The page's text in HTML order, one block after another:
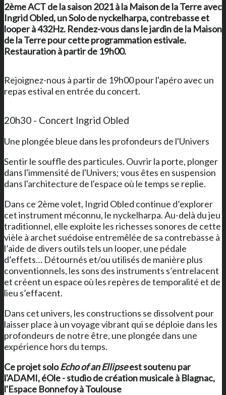
2ème ACT de la saison 2021 àla Maison de la Terreavec
Ingrid Obled, unSolo de nyckelharpa, contrebasse et
looper à 432Hz. Rendez-vous dans le jardin dela Maison
de la Terrepour cette programmation estivale.
Restauration à partir de 19h00.
Rejoignez-nous à partir de 19h00 pour l'apéro avec un
repas estival en entrée du concert.
20h30 - Concert Ingrid Obled
Une plongée bleue dans les profondeurs de l'Univers
Sentir le souffle des particules. Ouvrir la porte, plonger
dans l'immensité de l'Univers; vous êtes en suspension
dans l'architecture de l'espace où le temps se replie.
Dans ce 2ème volet, Ingrid Obled continue d’explorer
cet instrument méconnu, le nyckelharpa. Au-delà du jeu
traditionnel, elle exploite les richesses sonores de cette
vièle à archet suédoise entremêlée de sa contrebasse à
l’aide de divers outils tels un looper, une pédale
d’effets… Détournés et/ou utilisés de manière plus
conventionnels, les sons des instruments s’entrelacent
et créent un espace où les repères de temporalité et de
lieu s’effacent.
Dans cet univers, les constructions se dissolvent pour
laisser place à un voyage vibrant qui se déploie dans les
profondeurs de notre être, une plongée dans une
expérience hors du temps.
Ce projet soloEcho of an Ellipseest soutenu par
l'ADAMI, éOle - studio de création musicale à Blagnac,
l'Espace Bonnefoy à Toulouse